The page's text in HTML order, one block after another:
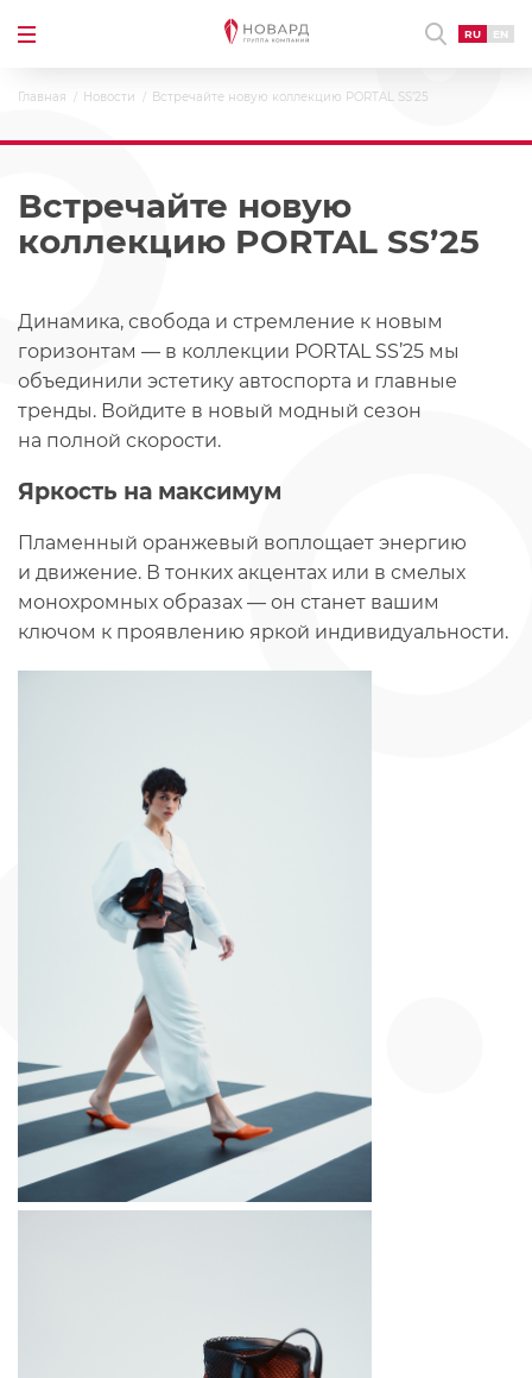
RU EN
Главная Новости Встречайте новую коллекцию PORTAL SS’25
Встречайте новую
коллекцию PORTAL SS’25
Динамика, свобода и стремление к новым
горизонтам — в коллекции PORTAL SS’25 мы
объединили эстетику автоспорта и главные
тренды. Войдите в новый модный сезон
на полной скорости.
Яркость на максимум
Пламенный оранжевый воплощает энергию
и движение. В тонких акцентах или в смелых
монохромных образах — он станет вашим
ключом к проявлению яркой индивидуальности.